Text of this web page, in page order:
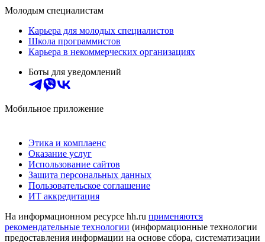
Молодым специалистам
Карьера для молодых специалистов
Школа программистов
Карьера в некоммерческих организациях
Боты для уведомлений
Мобильное приложение
Этика и комплаенс
Оказание услуг
Использование сайтов
Защита персональных данных
Пользовательское соглашение
ИТ аккредитация
На информационном ресурсе hh.ru применяются
рекомендательные технологии (информационные технологии
предоставления информации на основе сбора, систематизации